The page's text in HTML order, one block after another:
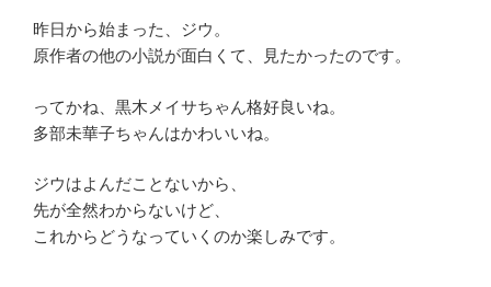
昨日から始まった、ジウ。
原作者の他の小説が面白くて、見たかったのです。
ってかね、黒木メイサちゃん格好良いね。
多部未華子ちゃんはかわいいね。
ジウはよんだことないから、
先が全然わからないけど、
これからどうなっていくのか楽しみです。